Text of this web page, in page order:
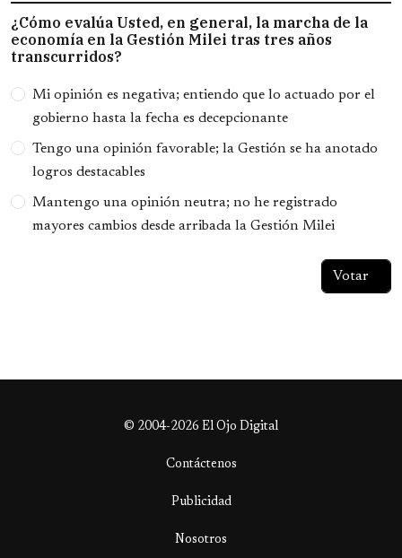
¿Cómo evalúa Usted, en general, la marcha de la
economía en la Gestión Milei tras tres años
transcurridos?
Opciones
Mi opinión es negativa; entiendo que lo actuado por el
gobierno hasta la fecha es decepcionante
Tengo una opinión favorable; la Gestión se ha anotado
logros destacables
Mantengo una opinión neutra; no he registrado
mayores cambios desde arribada la Gestión Milei
© 2004-2026 El Ojo Digital
Contáctenos
Publicidad
Nosotros